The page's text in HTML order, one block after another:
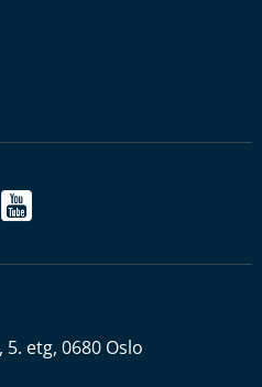
5. etg, 0680 Oslo